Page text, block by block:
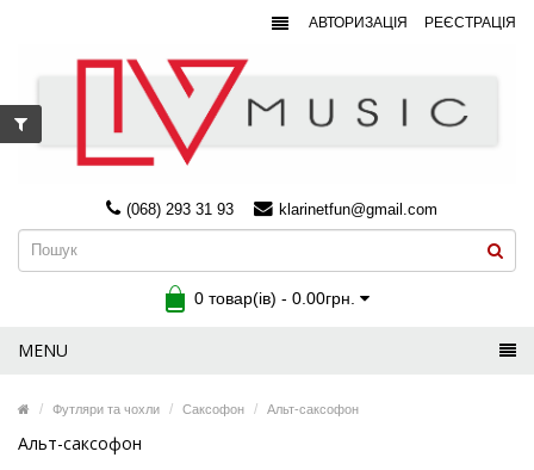
АВТОРИЗАЦІЯ РЕЄСТРАЦІЯ
(068) 293 31 93 klarinetfun@gmail.com
0 товар(ів) - 0.00грн.
MENU
Футляри та чохли Саксофон Альт-саксофон
Альт-саксофон